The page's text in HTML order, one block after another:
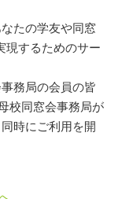
たの学友や同窓
現するためのサー
務局の会員の皆
校同窓会事務局が
時にご利用を開